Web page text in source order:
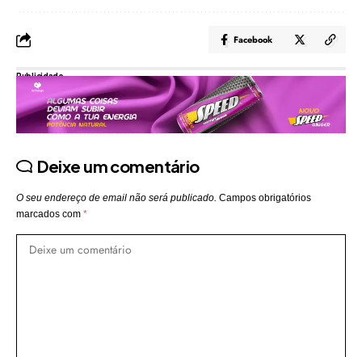
Facebook
Publicidade
Deixe um comentário
O seu endereço de email não será publicado. Campos obrigatórios
marcados com *